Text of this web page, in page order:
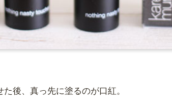
後、真っ先に塗るのが口紅。